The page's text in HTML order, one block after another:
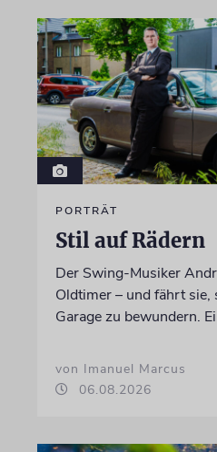
PORTRÄT
Stil auf Rädern
Der Swing-Musiker
Oldtimer – und fährt sie,
Garage zu bewundern.
von Imanuel Marcus
06.08.2026